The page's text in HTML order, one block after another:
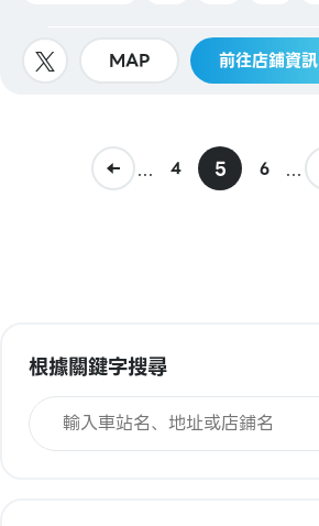
MAP 前往店鋪資訊
... 4 5 6 ...
根據關鍵字搜尋